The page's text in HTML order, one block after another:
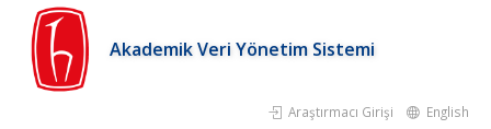
Akademik Veri Yönetim Sistemi
Araştırmacı Girişi English